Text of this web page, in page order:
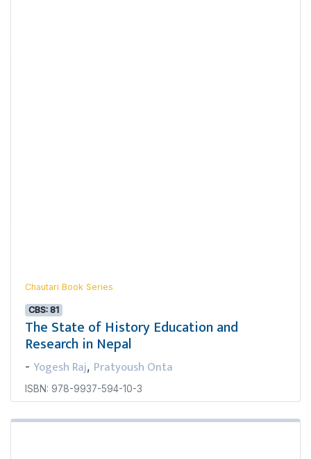
Chautari Book Series
CBS: 81
The State of History Education and
Research in Nepal
- Yogesh Raj, Pratyoush Onta
ISBN: 978-9937-594-10-3